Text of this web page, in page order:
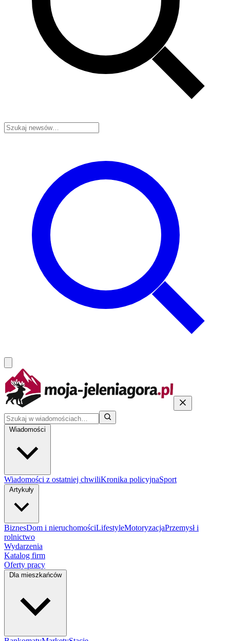
Wiadomości
Wiadomości z ostatniej chwiliKronika policyjnaSport
Artykuły
BiznesDom i nieruchomościLifestyleMotoryzacjaPrzemysł i
rolnictwo
Wydarzenia
Katalog firm
Oferty pracy
Dla mieszkańców